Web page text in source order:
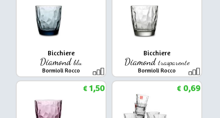
Bicchiere
Diamondblu
Bormioli Rocco
Bicchiere
Diamond trasparente
Bormioli Rocco
€1,50 €0,69